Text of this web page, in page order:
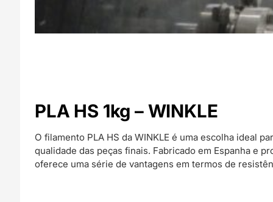
PLA HS 1kg – WINKLE
O filamento PLA HS da WINKLE é uma escolha ideal
qualidade das peças finais. Fabricado em Espanha e
oferece uma série de vantagens em termos de